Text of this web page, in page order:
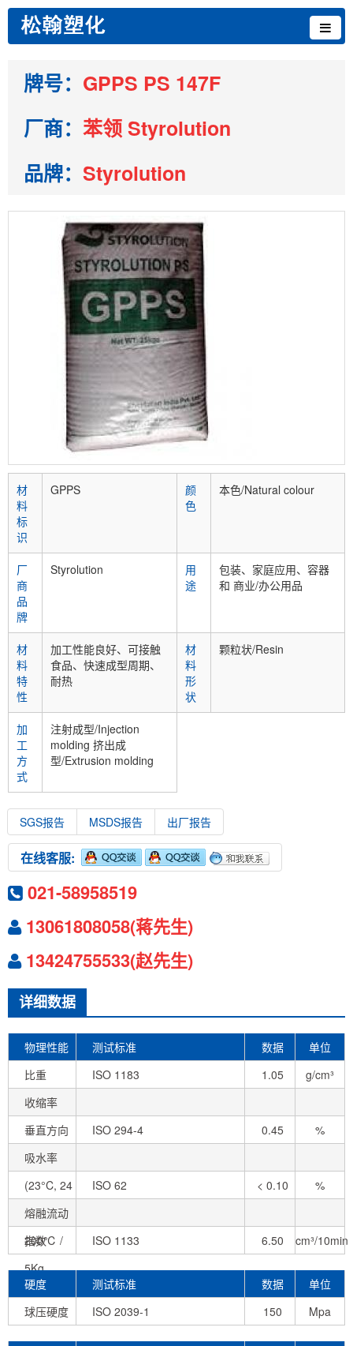
牌号： GPPS PS 147F
厂商： 苯领 Styrolution
品牌： Styrolution
材
料
标
识
GPPS
颜
色
本色/Natural colour
厂
商
品
牌
Styrolution
用
途
包装、家庭应用、容器
和 商业/办公用品
材
料
特
性
加工性能良好、可接触
食品、快速成型周期、
耐热
材
料
形
状
颗粒状/Resin
加
工
方
式
注射成型/Injection
molding 挤出成
型/Extrusion molding
SGS报告 MSDS报告 出厂报告
在线客服:
021-58958519
13061808058(蒋先生)
13424755533(赵先生)
详细数据
物理性能 测试标准 数据
单位
比重
ISO 1183 1.05
g/cm³
收缩率
垂直方向
ISO 294-4 0.45
%
吸水率
(23°C, 24
hr)
ISO 62 < 0.10
%
熔融流动
指数
200℃ /
5Kg
ISO 1133 6.50 cm³/10min
硬度 测试标准 数据
单位
球压硬度
ISO 2039-1 150 Mpa